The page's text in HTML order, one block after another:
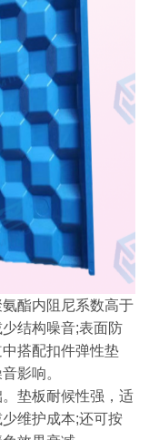
酯内阻尼系数高于
结构噪音;表面防
搭配扣件弹性垫
影响。
垫板耐候性强，适
维护成本;还可按